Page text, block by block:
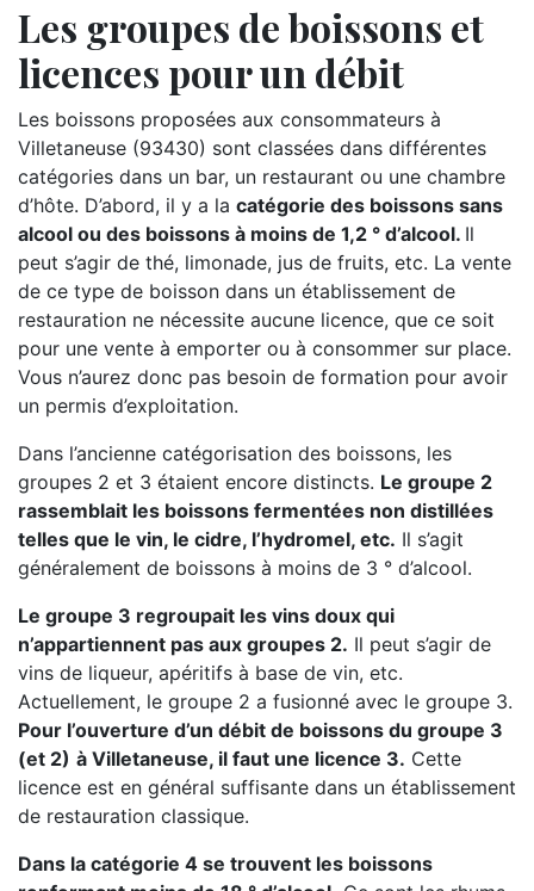
Les groupes de boissons et
licences pour un débit
Les boissons proposées aux consommateurs à
Villetaneuse (93430) sont classées dans différentes
catégories dans un bar, un restaurant ou une chambre
d’hôte. D’abord, il y a la catégorie des boissons sans
alcool ou des boissons à moins de 1,2 ° d’alcool. Il
peut s’agir de thé, limonade, jus de fruits, etc. La vente
de ce type de boisson dans un établissement de
restauration ne nécessite aucune licence, que ce soit
pour une vente à emporter ou à consommer sur place.
Vous n’aurez donc pas besoin de formation pour avoir
un permis d’exploitation.
Dans l’ancienne catégorisation des boissons, les
groupes 2 et 3 étaient encore distincts. Le groupe 2
rassemblait les boissons fermentées non distillées
telles que le vin, le cidre, l’hydromel, etc. Il s’agit
généralement de boissons à moins de 3 ° d’alcool.
Le groupe 3 regroupait les vins doux qui
n’appartiennent pas aux groupes 2. Il peut s’agir de
vins de liqueur, apéritifs à base de vin, etc.
Actuellement, le groupe 2 a fusionné avec le groupe 3.
Pour l’ouverture d’un débit de boissons du groupe 3
(et 2) à Villetaneuse, il faut une licence 3. Cette
licence est en général suffisante dans un établissement
de restauration classique.
Dans la catégorie 4 se trouvent les boissons